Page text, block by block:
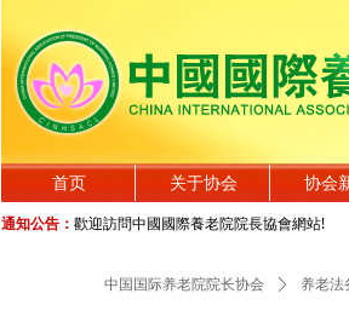
首页 关于协会 协会
通知公告： 歡迎訪問中國國際養老院院長協會網站!
中国国际养老院院长协会 ꄲ 养老法